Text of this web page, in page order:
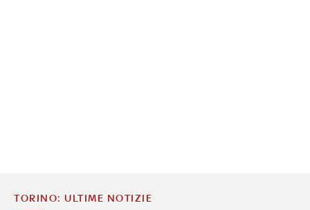
TORINO: ULTIME NOTIZIE